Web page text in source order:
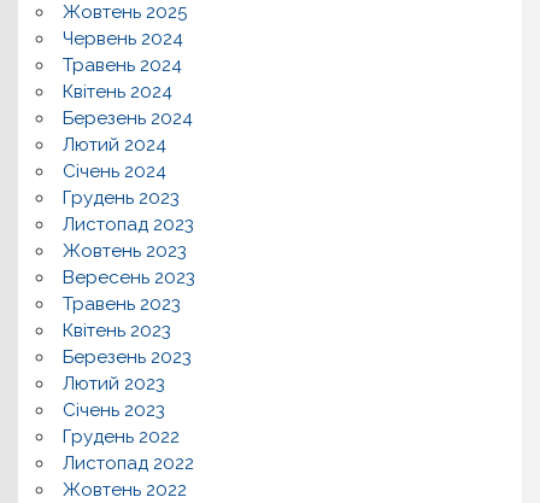
Жовтень 2025
Червень 2024
Травень 2024
Квітень 2024
Березень 2024
Лютий 2024
Січень 2024
Грудень 2023
Листопад 2023
Жовтень 2023
Вересень 2023
Травень 2023
Квітень 2023
Березень 2023
Лютий 2023
Січень 2023
Грудень 2022
Листопад 2022
Жовтень 2022